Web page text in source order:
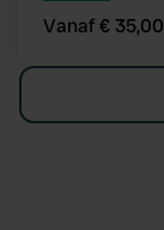
Vanaf € 35,00